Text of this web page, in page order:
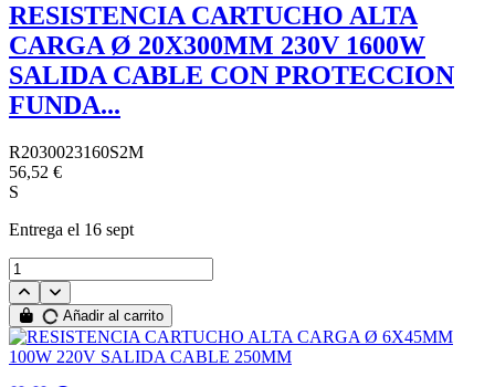
RESISTENCIA CARTUCHO ALTA
CARGA Ø 20X300MM 230V 1600W
SALIDA CABLE CON PROTECCION
FUNDA...
R2030023160S2M
56,52 €
S
Entrega el 16 sept
Añadir al carrito